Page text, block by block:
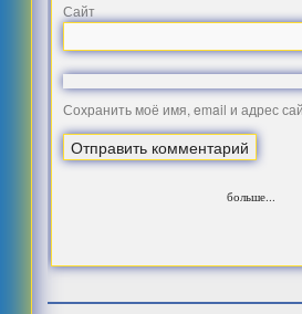
Сайт
Сохранить моё имя, email и адрес
больше...